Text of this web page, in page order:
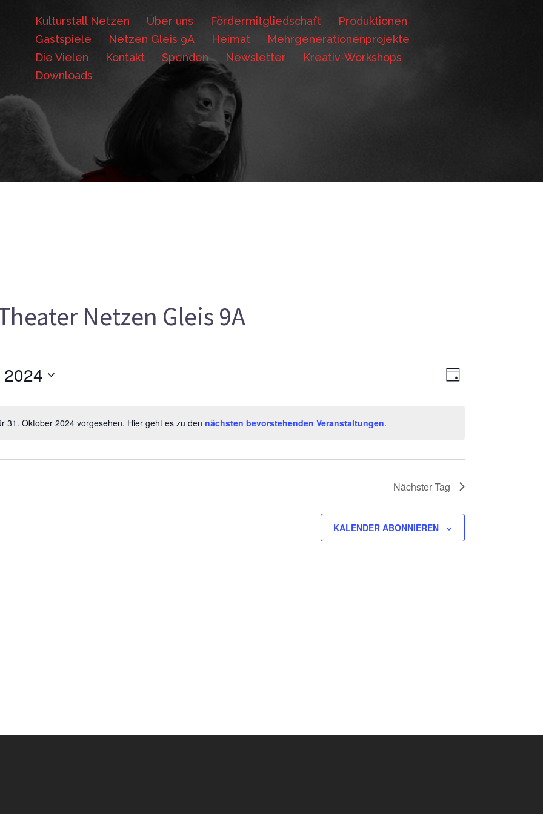
Kulturstall Netzen Über uns Fördermitgliedschaft
Produktionen
Gastspiele
Netzen Gleis 9A Heimat
Mehrgenerationenprojekte
Die Vielen
Kontakt Spenden Newsletter
Kreativ-Workshops
Downloads
31. Oktober 2024 vorgesehen. Hier geht es zu den nächsten bevorstehenden Veranstaltungen.
Netzen Gleis 9A
TAG
Nächster Tag
KALENDER ABONNIEREN